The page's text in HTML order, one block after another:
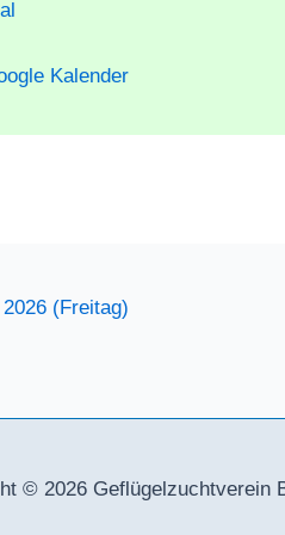
Kalen­der
(Freitag)
© 2026 Geflügelzuchtverein